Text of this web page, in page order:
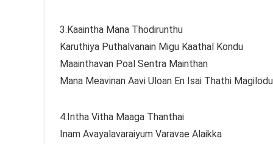
3.Kaaintha Mana Thodirunthu
Karuthiya Puthalvanain Migu Kaathal Kondu
Maainthavan Poal Sentra Mainthan
Mana Meavinan Aavi Uloan En Isai Thathi Magilodu
4.Intha Vitha Maaga Thanthai
Inam Avayalavaraiyum Varavae Alaikka